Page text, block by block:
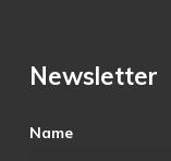
Newsletter
Name